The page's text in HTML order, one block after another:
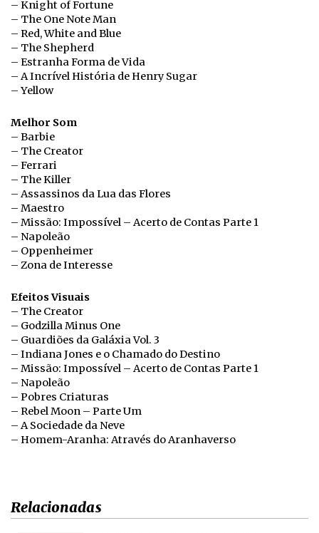
– Knight of Fortune
– The One Note Man
– Red, White and Blue
– The Shepherd
– Estranha Forma de Vida
– A Incrível História de Henry Sugar
– Yellow
Melhor Som
– Barbie
– The Creator
– Ferrari
– The Killer
– Assassinos da Lua das Flores
– Maestro
– Missão: Impossível – Acerto de Contas Parte 1
– Napoleão
– Oppenheimer
– Zona de Interesse
Efeitos Visuais
– The Creator
– Godzilla Minus One
– Guardiões da Galáxia Vol. 3
– Indiana Jones e o Chamado do Destino
– Missão: Impossível – Acerto de Contas Parte 1
– Napoleão
– Pobres Criaturas
– Rebel Moon – Parte Um
– A Sociedade da Neve
– Homem-Aranha: Através do Aranhaverso
Relacionadas